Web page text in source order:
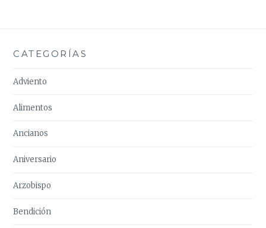
CATEGORÍAS
Adviento
Alimentos
Ancianos
Aniversario
Arzobispo
Bendición